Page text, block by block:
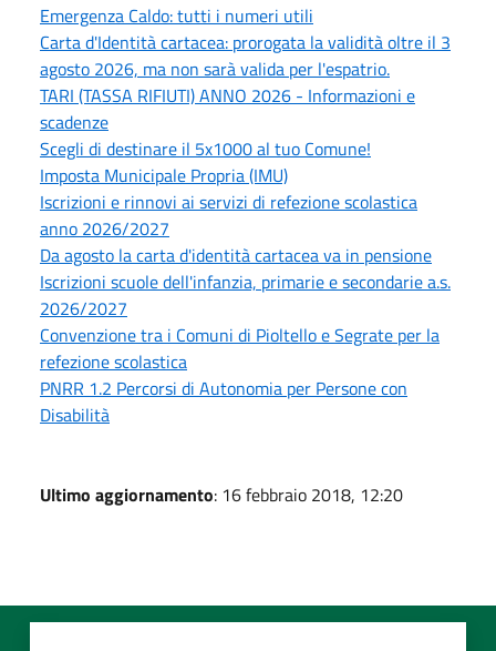
Emergenza Caldo: tutti i numeri utili
Carta d'Identità cartacea: prorogata la validità oltre il 3
agosto 2026, ma non sarà valida per l'espatrio.
TARI (TASSA RIFIUTI) ANNO 2026 - Informazioni e
scadenze
Scegli di destinare il 5x1000 al tuo Comune!
Imposta Municipale Propria (IMU)
Iscrizioni e rinnovi ai servizi di refezione scolastica
anno 2026/2027
Da agosto la carta d'identità cartacea va in pensione
Iscrizioni scuole dell'infanzia, primarie e secondarie a.s.
2026/2027
Convenzione tra i Comuni di Pioltello e Segrate per la
refezione scolastica
PNRR 1.2 Percorsi di Autonomia per Persone con
Disabilità
Ultimo aggiornamento: 16 febbraio 2018, 12:20